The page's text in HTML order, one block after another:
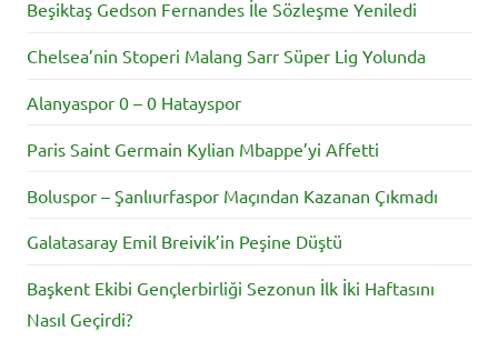
Beşiktaş Gedson Fernandes İle Sözleşme Yeniledi
Chelsea’nin Stoperi Malang Sarr Süper Lig Yolunda
Alanyaspor 0 – 0 Hatayspor
Paris Saint Germain Kylian Mbappe’yi Affetti
Boluspor – Şanlıurfaspor Maçından Kazanan Çıkmadı
Galatasaray Emil Breivik’in Peşine Düştü
Başkent Ekibi Gençlerbirliği Sezonun İlk İki Haftasını
Nasıl Geçirdi?